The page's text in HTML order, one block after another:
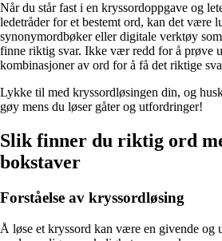
Når du står fast i en kryssordoppgave og
ledetråder for et bestemt ord, kan det være
synonymordbøker eller digitale verktøy
finne riktig svar. Ikke vær redd for å prøve
kombinasjoner av ord for å få det riktige
Lykke til med kryssordløsingen din, og
gøy mens du løser gåter og utfordringer!
Slik finner du riktig ord
bokstaver
Forståelse av kryssordløsing
Å løse et kryssord kan være en givende og